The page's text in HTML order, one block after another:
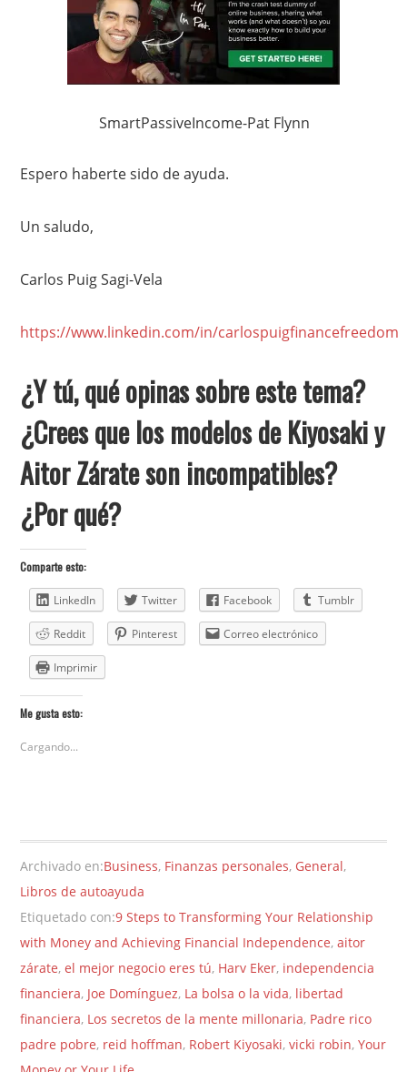
SmartPassiveIncome-Pat Flynn
Espero haberte sido de ayuda.
Un saludo,
Carlos Puig Sagi-Vela
https://www.linkedin.com/in/carlospuigfinancefreedom
¿Y tú, qué opinas sobre este tema?
¿Crees que los modelos de Kiyosaki y
Aitor Zárate son incompatibles?
¿Por qué?
Comparte esto:
LinkedIn Twitter Facebook Tumblr
Reddit Pinterest Correo electrónico
Imprimir
Me gusta esto:
Cargando...
Archivado en:Business, Finanzas personales, General,
Libros de autoayuda
Etiquetado con:9 Steps to Transforming Your Relationship
with Money and Achieving Financial Independence,aitor
zárate,el mejor negocio eres tú, Harv Eker, independencia
financiera, Joe Domínguez, La bolsa o la vida, libertad
financiera, Los secretos de la mente millonaria, Padre rico
padre pobre, reid hoffman, Robert Kiyosaki,vicki robin,Your